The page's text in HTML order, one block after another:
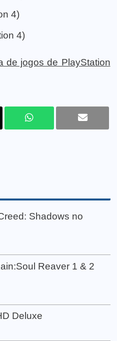
4)
4)
de jogos de PlayStation
Shadows no
Reaver 1 & 2
Deluxe